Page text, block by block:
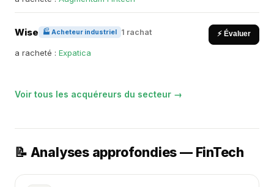
Wise 🏭 Acheteur industriel 1 rachat ⚡ Évaluer
a racheté : Expatica
Voir tous les acquéreurs du secteur →
📝 Analyses approfondies — FinTech